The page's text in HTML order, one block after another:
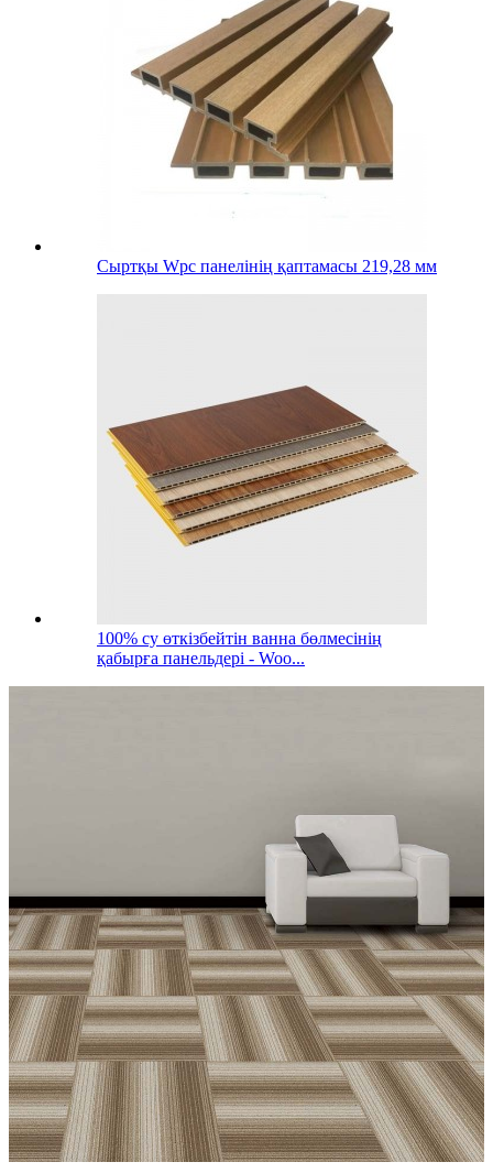
Сыртқы Wpc панелінің қаптамасы 219,28 мм
100% су өткізбейтін ванна бөлмесінің
қабырға панельдері - Woo...